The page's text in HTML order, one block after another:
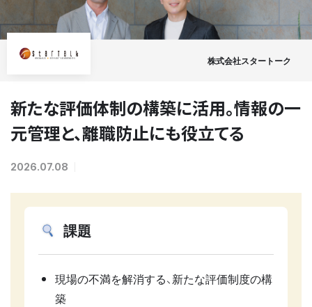
株式会社スタートーク
新たな評価体制の構築に活用。情報の一
元管理と、離職防止にも役立てる
2026.07.08
課題
現場の不満を解消する、新たな評価制度の構
築